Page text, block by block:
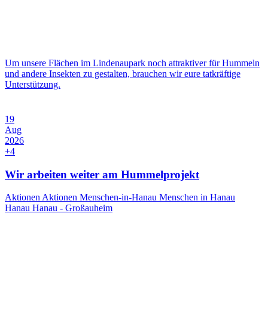
Um unsere Flächen im Lindenaupark noch attraktiver für Hummeln
und andere Insekten zu gestalten, brauchen wir eure tatkräftige
Unterstützung.
19
Aug
2026
+4
Wir arbeiten weiter am Hummelprojekt
Aktionen Aktionen Menschen-in-Hanau Menschen in Hanau
Hanau Hanau - Großauheim